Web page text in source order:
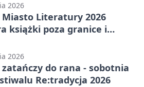
2026
Literatury 2026
książki poza granice i
2026
do rana - sobotnia
Re:tradycja 2026